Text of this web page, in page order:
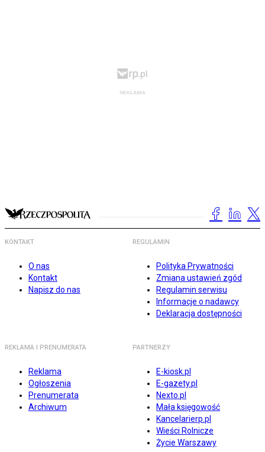
KONTAKT
O nas
Kontakt
Napisz do nas
REGULAMIN
Polityka Prywatności
Zmiana ustawień zgód
Regulamin serwisu
Informacje o nadawcy
Deklaracja dostępności
REKLAMA I PRENUMERATA
Reklama
Ogłoszenia
Prenumerata
Archiwum
PARTNERZY
E-kiosk.pl
E-gazety.pl
Nexto.pl
Mała księgowość
Kancelarierp.pl
Wieści Rolnicze
Życie Warszawy